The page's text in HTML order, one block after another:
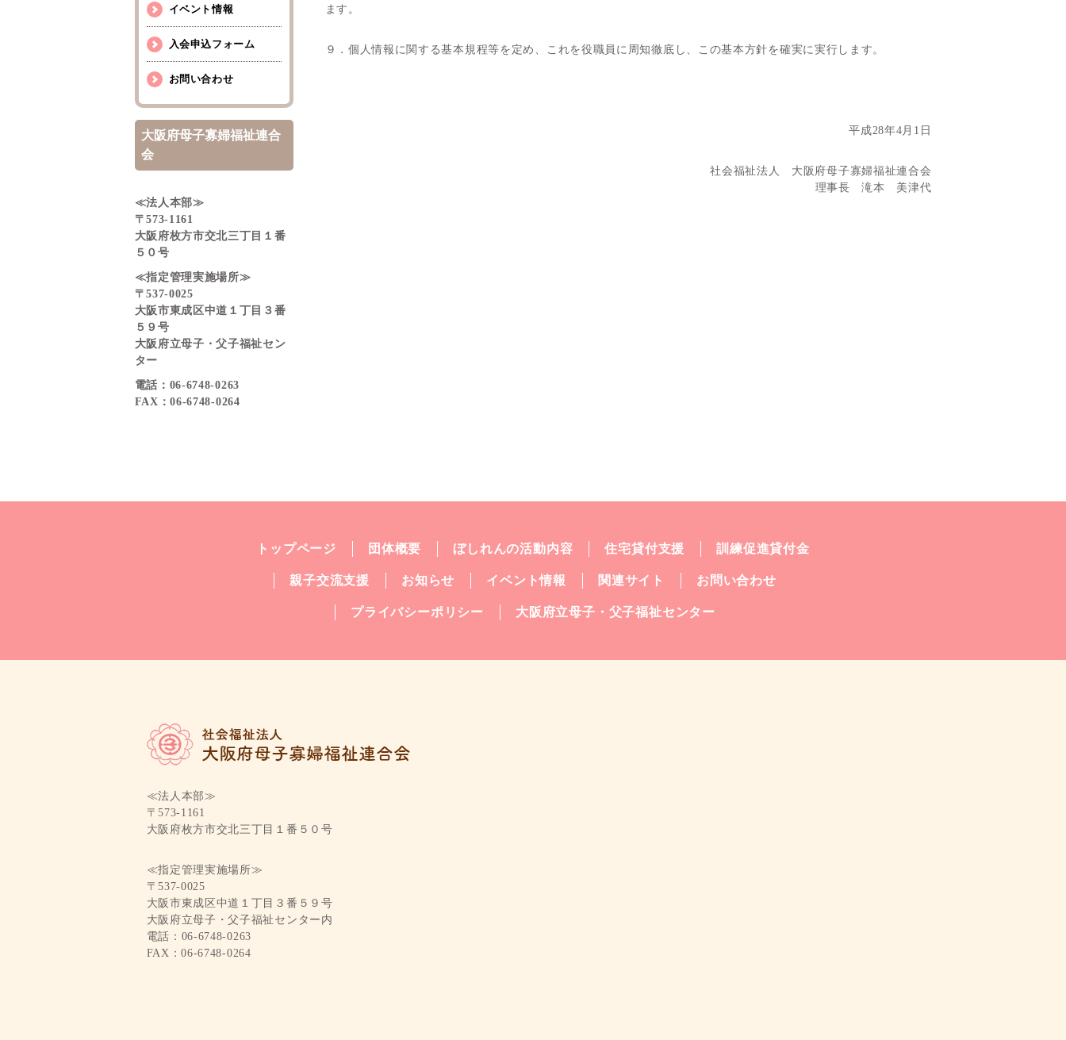
イベント情報
入会申込フォーム
お問い合わせ
大阪府母子寡婦福祉連合
会
≪法人本部≫
〒573-1161
大阪府枚方市交北三丁目１番
５０号
≪指定管理実施場所≫
〒537-0025
大阪市東成区中道１丁目３番
５９号
大阪府立母子・父子福祉セン
ター
電話：06-6748-0263
FAX：06-6748-0264
ます。
９．個人情報に関する基本規程等を定め、これを役職員に周知徹底し、この基本方針を確実に実行します。
平成28年4月1日
社会福祉法人 大阪府母子寡婦福祉連合会
理事長 滝本 美津代
トップページ 団体概要 ぼしれんの活動内容 住宅貸付支援 訓練促進貸付金
親子交流支援 お知らせ イベント情報 関連サイト お問い合わせ
プライバシーポリシー 大阪府立母子・父子福祉センター
≪法人本部≫
〒573-1161
大阪府枚方市交北三丁目１番５０号
≪指定管理実施場所≫
〒537-0025
大阪市東成区中道１丁目３番５９号
大阪府立母子・父子福祉センター内
電話：06-6748-0263
FAX：06-6748-0264